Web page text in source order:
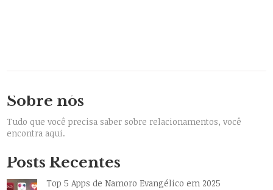
Sobre nós
Tudo que você precisa saber sobre relacionamentos, você
encontra aqui.
Posts Recentes
Top 5 Apps de Namoro Evangélico em 2025